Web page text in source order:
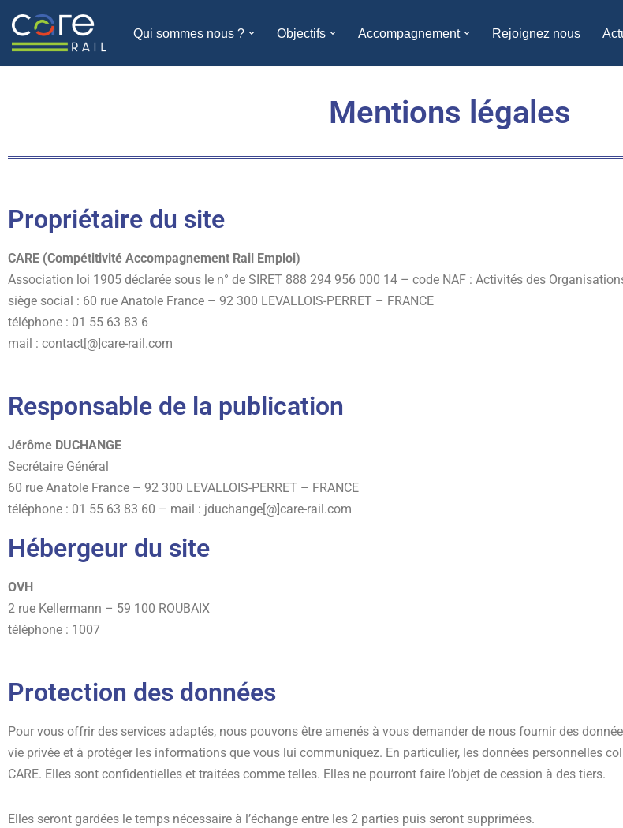
Aller
au
Qui sommes nous ? Objectifs Accompagnement Rejoignez nous
Mentions légales
Propriétaire du site
CARE (Compétitivité Accompagnement Rail Emploi)
Association loi 1905 déclarée sous le n° de SIRET 888 294 956 000 14 – code NAF : Activités des
siège social : 60 rue Anatole France – 92 300 LEVALLOIS-PERRET – FRANCE
téléphone : 01 55 63 83 6
mail : contact[@]care-rail.com
Responsable de la publication
Jérôme DUCHANGE
Secrétaire Général
60 rue Anatole France – 92 300 LEVALLOIS-PERRET – FRANCE
téléphone : 01 55 63 83 60 – mail : jduchange[@]care-rail.com
Hébergeur du site
OVH
2 rue Kellermann – 59 100 ROUBAIX
téléphone : 1007
Protection des données
Pour vous offrir des services adaptés, nous pouvons être amenés à vous demander de nous fournir des
vie privée et à protéger les informations que vous lui communiquez. En particulier, les données personnelles
CARE. Elles sont confidentielles et traitées comme telles. Elles ne pourront faire l’objet de cession à des tiers.
Elles seront gardées le temps nécessaire à l’échange entre les 2 parties puis seront supprimées.